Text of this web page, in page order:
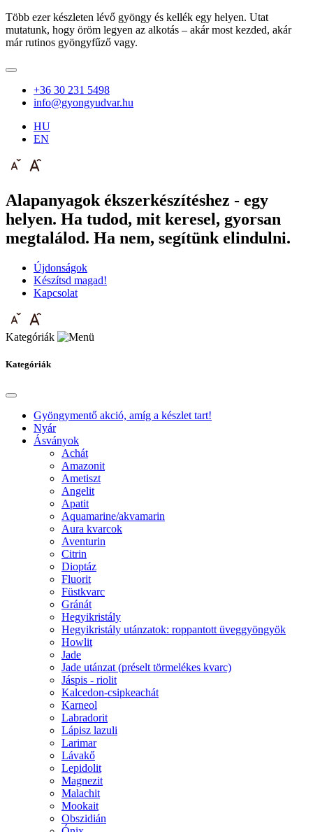
Több ezer készleten lévő gyöngy és kellék egy helyen. Utat
mutatunk, hogy öröm legyen az alkotás – akár most kezded, akár
már rutinos gyöngyfűző vagy.
+36 30 231 5498
info@gyongyudvar.hu
HU
EN
Alapanyagok ékszerkészítéshez - egy
helyen. Ha tudod, mit keresel, gyorsan
megtalálod. Ha nem, segítünk elindulni.
Újdonságok
Készítsd magad!
Kapcsolat
Kategóriák
Kategóriák
Gyöngymentő akció, amíg a készlet tart!
Nyár
Ásványok
Achát
Amazonit
Ametiszt
Angelit
Apatit
Aquamarine/akvamarin
Aura kvarcok
Aventurin
Citrin
Dioptáz
Fluorit
Füstkvarc
Gránát
Hegyikristály
Hegyikristály utánzatok: roppantott üveggyöngyök
Howlit
Jade
Jade utánzat (préselt törmelékes kvarc)
Jáspis - riolit
Kalcedon-csipkeachát
Karneol
Labradorit
Lápisz lazuli
Larimar
Lávakő
Lepidolit
Magnezit
Malachit
Mookait
Obszidián